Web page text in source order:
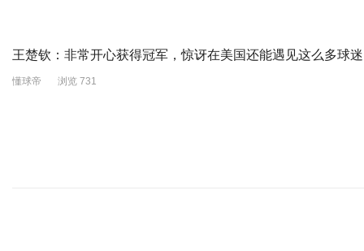
王楚钦：非常开心获得冠军，惊讶在美国还能遇见这么多球迷
懂球帝 浏览 731